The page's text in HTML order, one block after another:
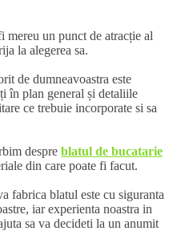
mereu un punct de atracție al
la alegerea sa.
de dumneavoastra este
în plan general și detaliile
ce trebuie incorporate si sa
despre blatul de bucatarie
din care poate fi facut.
fabrica blatul este cu siguranta
iar experienta noastra in
sa va decideti la un anumit